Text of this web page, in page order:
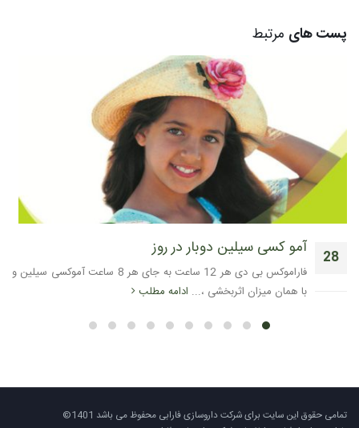
پست های مرتبط
28 آمو کسی سیلین دوبار در روز
فاراموکس بی دی هر 12 ساعت به جای هر 8 ساعت آموکسی سیلین و
با همان میزان اثربخشی ،... ادامه مطلب
تمامی حقوق این سایت برای شرکت داروسازی فارابی محفوظ می باشد 1401©